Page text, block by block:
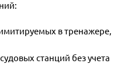
в тренажере,
станций без учета